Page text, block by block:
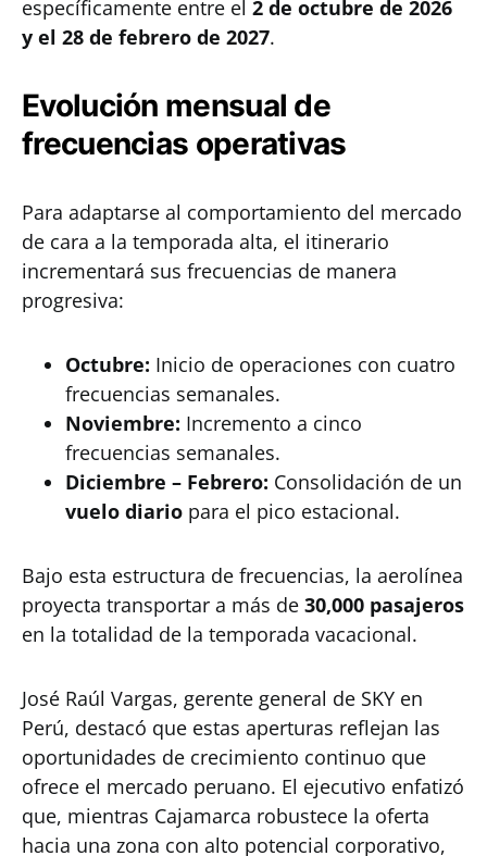
específicamente entre el 2 de octubre de 2026
y el 28 de febrero de 2027.
Evolución mensual de
frecuencias operativas
Para adaptarse al comportamiento del mercado
de cara a la temporada alta, el itinerario
incrementará sus frecuencias de manera
progresiva:
Octubre: Inicio de operaciones con cuatro
frecuencias semanales.
Noviembre: Incremento a cinco
frecuencias semanales.
Diciembre – Febrero: Consolidación de un
vuelo diario para el pico estacional.
Bajo esta estructura de frecuencias, la aerolínea
proyecta transportar a más de 30,000 pasajeros
en la totalidad de la temporada vacacional.
José Raúl Vargas, gerente general de SKY en
Perú, destacó que estas aperturas reflejan las
oportunidades de crecimiento continuo que
ofrece el mercado peruano. El ejecutivo enfatizó
que, mientras Cajamarca robustece la oferta
hacia una zona con alto potencial corporativo,